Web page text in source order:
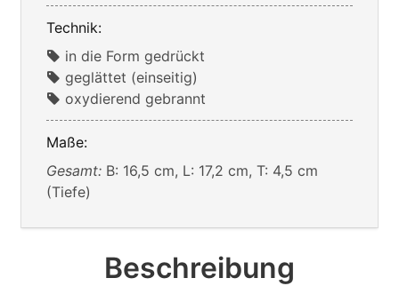
Technik:
in die Form gedrückt
geglättet (einseitig)
oxydierend gebrannt
Maße:
Gesamt: B: 16,5 cm, L: 17,2 cm, T: 4,5 cm
(Tiefe)
Beschreibung